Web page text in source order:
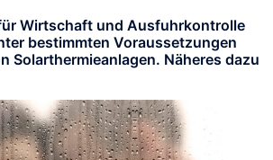
Wirtschaft und Ausfuhrkontrolle
bestimmten Voraussetzungen
Solarthermieanlagen. Näheres dazu